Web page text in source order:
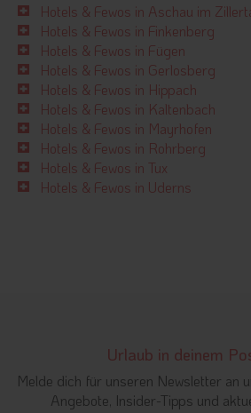
Hotels & Fewos in Aschau im
Hotels & Fewos in Finkenberg
Hotels & Fewos in Fügen
Hotels & Fewos in Gerlosberg
Hotels & Fewos in Hippach
Hotels & Fewos in Kaltenbach
Hotels & Fewos in Mayrhofen
Hotels & Fewos in Rohrberg
Hotels & Fewos in Tux
Hotels & Fewos in Uderns
Urlaub in deinem
Melde dich für unseren Newsletter an
Angebote, Insider-Tipps und